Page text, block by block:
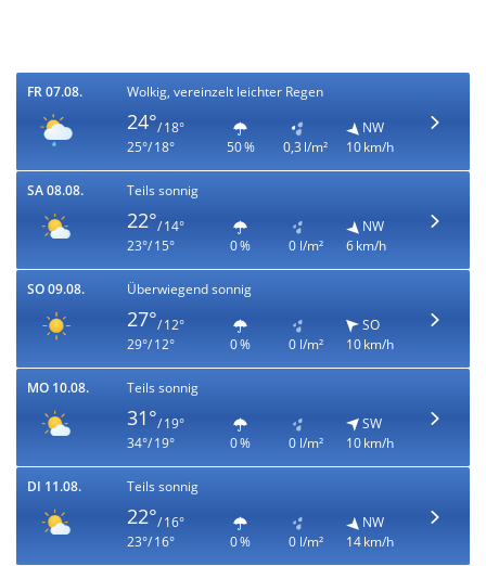
FR 07.08. Wolkig, vereinzelt leichter Regen
24°/ 18°
25°/ 18°
50 % 0,3 l/m²
NW
10 km/h
SA 08.08. Teils sonnig
22°/ 14°
23°/ 15°
0 % 0 l/m²
NW
6 km/h
SO 09.08. Überwiegend sonnig
27°/ 12°
29°/ 12°
0 % 0 l/m²
SO
10 km/h
MO 10.08. Teils sonnig
31°/ 19°
34°/ 19°
0 % 0 l/m²
SW
10 km/h
DI 11.08. Teils sonnig
22°/ 16°
23°/ 16°
0 % 0 l/m²
NW
14 km/h